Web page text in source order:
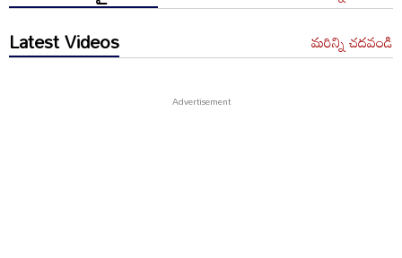
Latest Videos మరిన్ని చదవండి